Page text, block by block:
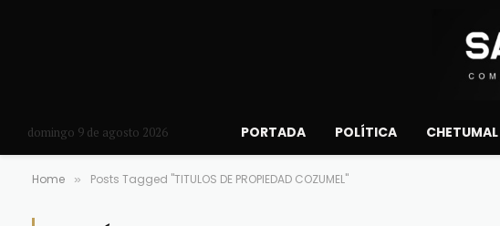
domingo 9 de agosto 2026 PORTADA POLÍTICA CHETUMAL
Home » Posts Tagged "TITULOS DE PROPIEDAD COZUMEL"